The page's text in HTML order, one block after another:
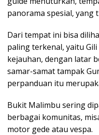
panorama spesial, yang
Dari tempat ini bisa
paling terkenal, yaitu
kejauhan, dengan latar
samar-samat tampak
perpanduan itu
Bukit Malimbu sering
berbagai komunitas,
motor gede atau vespa.